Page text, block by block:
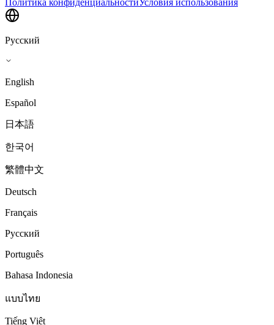
Политика конфиденциальностиУсловия использования
Русский
English
Español
日本語
한국어
繁體中文
Deutsch
Français
Русский
Português
Bahasa Indonesia
แบบไทย
Tiếng Việt